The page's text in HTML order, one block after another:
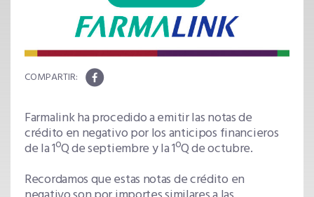
Farmalink ha procedido a emitir las notas de
crédito en negativo por los anticipos financieros
de la 1ºQ de septiembre y la 1ºQ de octubre.
Recordamos que estas notas de crédito en